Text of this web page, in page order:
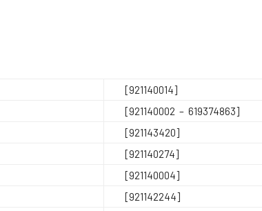
[921140014]
[921140002 – 619374863]
[921143420]
[921140274]
[921140004]
[921142244]